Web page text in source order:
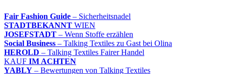
Fair Fashion Guide – Sicherheitsnadel
STADTBEKANNT WIEN
JOSEFSTADT – Wenn Stoffe erzählen
Social Business – Talking Textiles zu Gast bei Olina
HEROLD – Talking Textiles Fairer Handel
KAUF IM ACHTEN
YABLY – Bewertungen von Talking Textiles